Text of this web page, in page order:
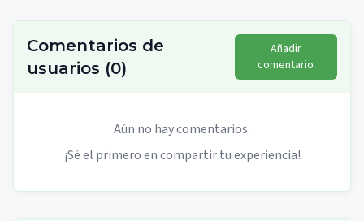
Comentarios de
usuarios (0)
Añadir
comentario
Aún no hay comentarios.
¡Sé el primero en compartir tu experiencia!